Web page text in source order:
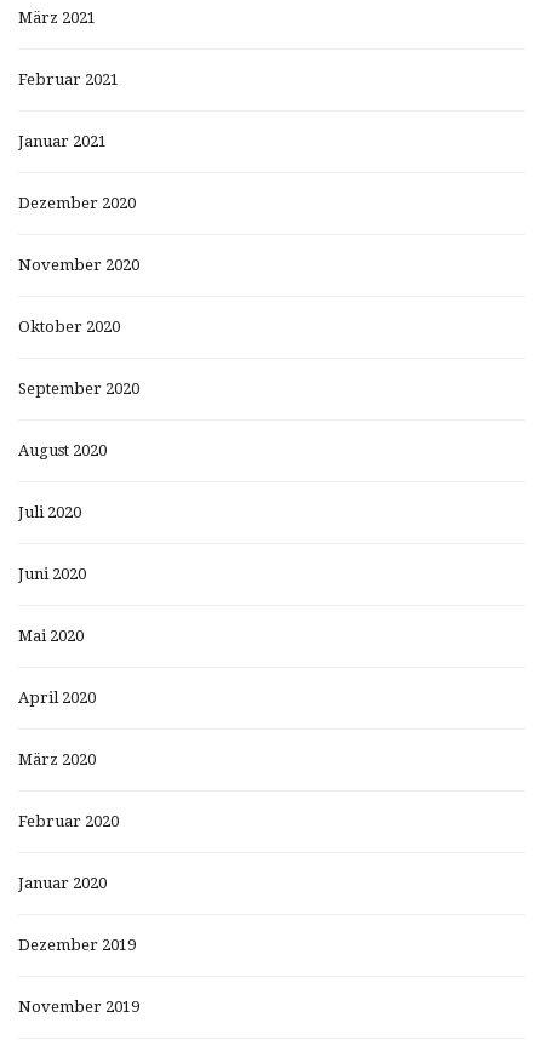
März 2021
Februar 2021
Januar 2021
Dezember 2020
November 2020
Oktober 2020
September 2020
August 2020
Juli 2020
Juni 2020
Mai 2020
April 2020
März 2020
Februar 2020
Januar 2020
Dezember 2019
November 2019